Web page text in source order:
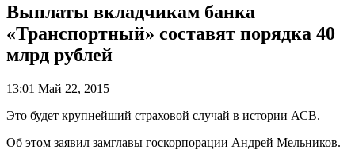
Выплаты вкладчикам банка
«Транспортный» составят порядка 40
млрд рублей
13:01 Май 22, 2015
Это будет крупнейший страховой случай в истории АСВ.
Об этом заявил замглавы госкорпорации Андрей Мельников.